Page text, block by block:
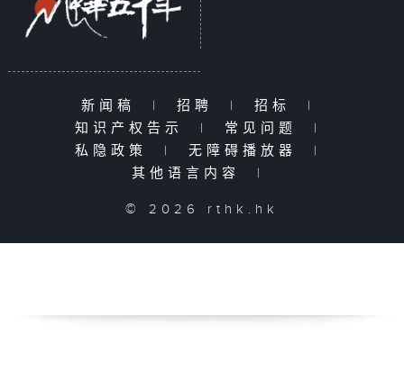
新闻稿 | 招聘 | 招标
|
知识产权告示
| 常见问题
|
私隐政策
| 无障碍播放器
|
其他语言内容
|
© 2026 rthk.hk